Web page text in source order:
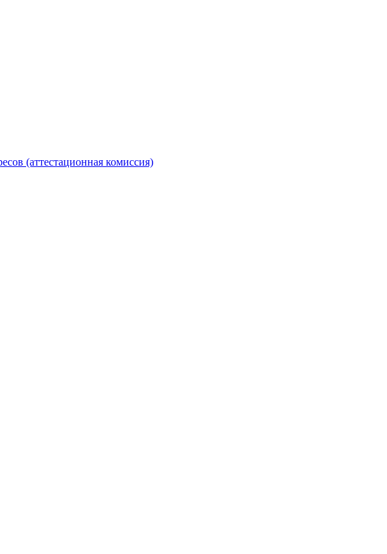
(аттестационная комиссия)